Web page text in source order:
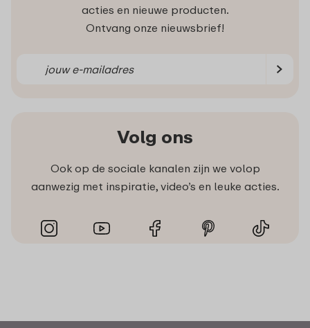
acties en nieuwe producten.
Ontvang onze nieuwsbrief!
Volg ons
Ook op de sociale kanalen zijn we volop
aanwezig met inspiratie, video’s en leuke acties.